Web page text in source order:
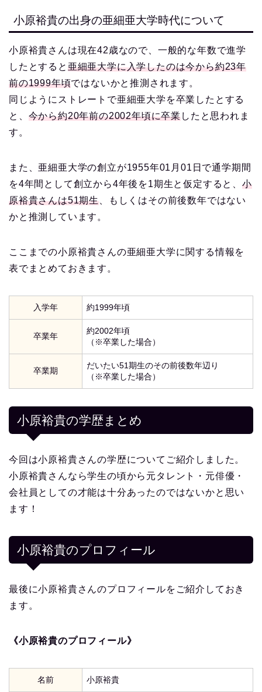
小原裕貴の出身の亜細亜大学時代について
小原裕貴さんは現在42歳なので、一般的な年数で進学
したとすると 亜細亜大学に入学したのは今から約23年
前の1999年頃ではないかと推測されます。
同じようにストレートで亜細亜大学を卒業したとする
と、 今から約20年前の2002年頃に卒業したと思われま
す。
また、亜細亜大学の創立が1955年01月01日で通学期間
を4年間として創立から4年後を1期生と仮定すると、 小
原裕貴さんは51期生、もしくはその前後数年ではない
かと推測しています。
ここまでの小原裕貴さんの亜細亜大学に関する情報を
表でまとめておきます。
入学年 約1999年頃
卒業年
約2002年頃
（※卒業した場合）
卒業期
だいたい51期生のその前後数年辺り
（※卒業した場合）
小原裕貴の学歴まとめ
今回は小原裕貴さんの学歴についてご紹介しました。
小原裕貴さんなら学生の頃から元タレント・元俳優・
会社員としての才能は十分あったのではないかと思い
ます！
小原裕貴のプロフィール
最後に小原裕貴さんのプロフィールをご紹介しておき
ます。
《小原裕貴のプロフィール》
名前 小原裕貴